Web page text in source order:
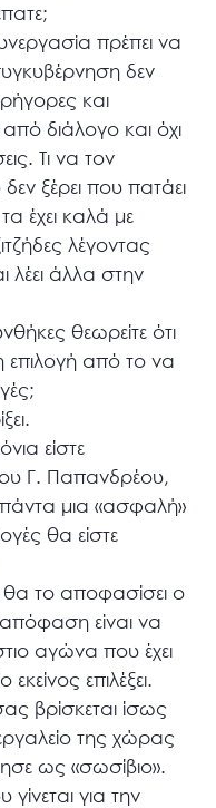
πρέπει να
δεν
και
διάλογο και όχι
Τι να τον
ξέρει που πατάει
έχει καλά με
λέγοντας
λέει άλλα στην
θεωρείτε ότι
επιλογή από το να
είστε
Γ. Παπανδρέου,
πάντα μια «ασφαλή»
θα είστε
θα το αποφασίσει ο
είναι να
αγώνα που έχει
επιλέξει.
βρίσκεται ίσως
της χώρας
ως «σωσίβιο».
για την